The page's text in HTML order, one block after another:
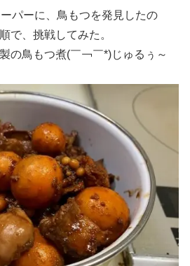
パーに、鳥もつを発見したの
で、挑戦してみた。
の鳥もつ煮(￣￢￣*)じゅるぅ～